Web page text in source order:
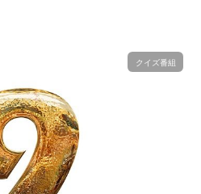
クイズ番組